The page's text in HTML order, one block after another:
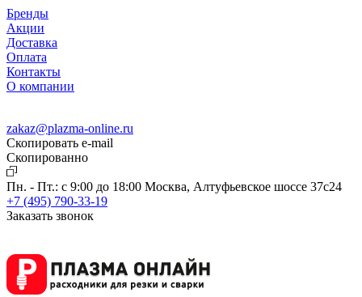
Бренды
Акции
Доставка
Оплата
Контакты
О компании
zakaz@plazma-online.ru
Скопировать e-mail
Cкопированно
Пн. - Пт.: с 9:00 до 18:00 Москва, Алтуфьевское шоссе 37с24
+7 (495) 790-33-19
Заказать звонок